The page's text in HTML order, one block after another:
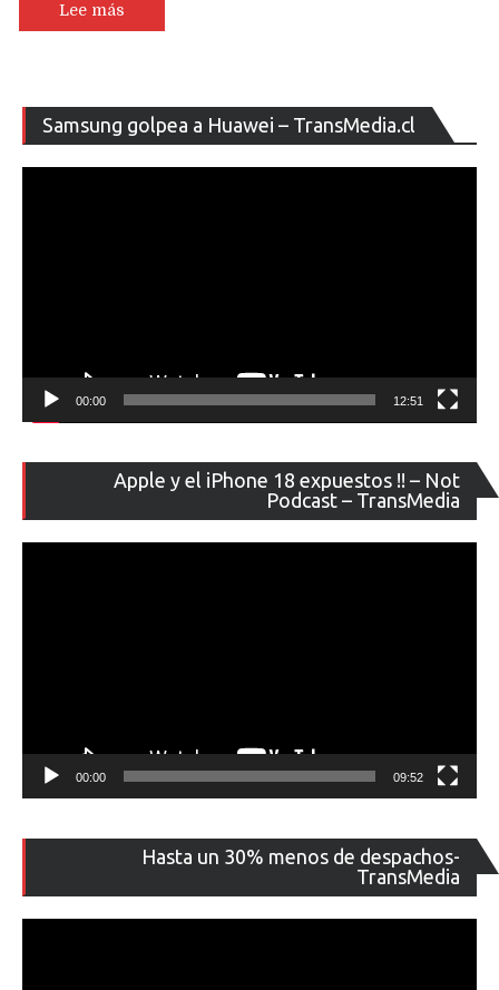
Lee más
Samsung golpea a Huawei – TransMedia.cl
de
00:00 12:51
Apple y el iPhone 18 expuestos !! – Not
Podcast – TransMedia
de
00:00 09:52
Hasta un 30% menos de despachos-
TransMedia
de